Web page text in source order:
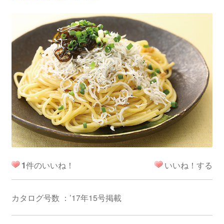
1件のいいね！ いいね！する
カタログ号数 ：’17年15号掲載